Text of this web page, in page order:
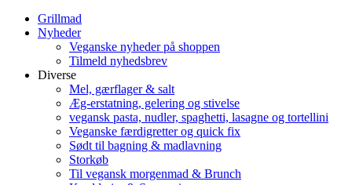
Grillmad
Nyheder
Veganske nyheder på shoppen
Tilmeld nyhedsbrev
Diverse
Mel, gærflager & salt
Æg-erstatning, gelering og stivelse
vegansk pasta, nudler, spaghetti, lasagne og tortellini
Veganske færdigretter og quick fix
Sødt til bagning & madlavning
Storkøb
Til vegansk morgenmad & Brunch